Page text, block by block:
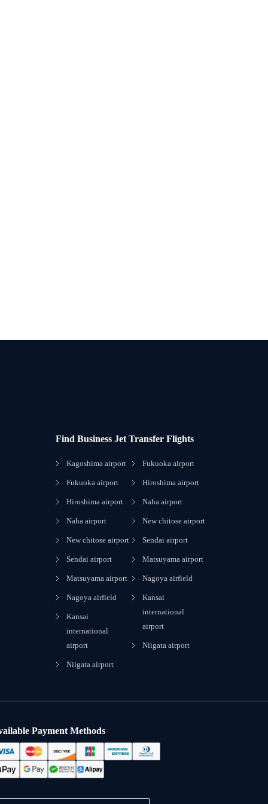
Find Business Jet Transfer Flights
Kagoshima airport
Fukuoka airport
Hiroshima airport
Naha airport
New chitose airport
Sendai airport
Matsuyama airport
Nagoya airfield
Kansai
international
airport
Niigata airport
Fukuoka airport
Hiroshima airport
Naha airport
New chitose airport
Sendai airport
Matsuyama airport
Nagoya airfield
Kansai
international
airport
Niigata airport
Payment Methods